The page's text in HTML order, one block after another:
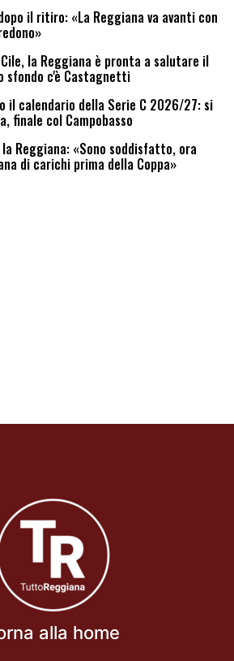
il ritiro: «La Reggiana va avanti con
la Reggiana è pronta a salutare il
sfondo c'è Castagnetti
il calendario della Serie C 2026/27: si
finale col Campobasso
la Reggiana: «Sono soddisfatto, ora
di carichi prima della Coppa»
alla home